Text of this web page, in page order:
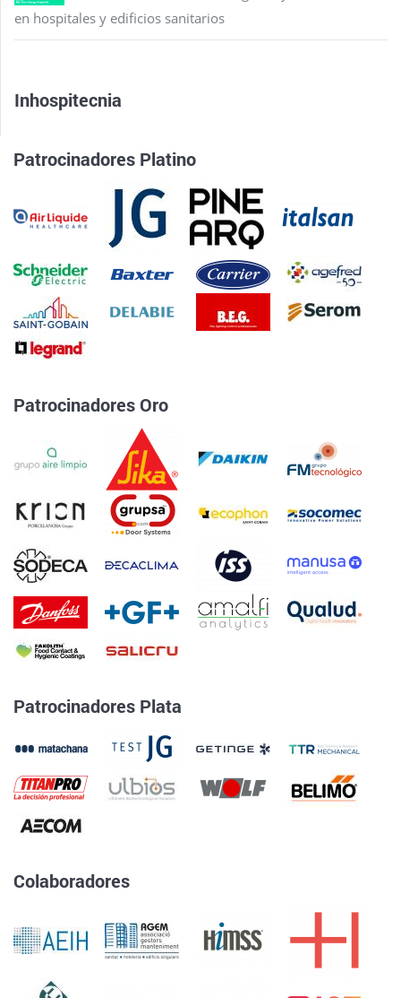
en hospitales y edificios sanitarios
Inhospitecnia
Patrocinadores Platino
Patrocinadores Oro
Patrocinadores Plata
Colaboradores